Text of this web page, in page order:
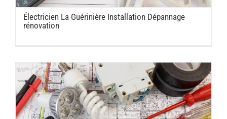
Électricien La Guérinière Installation Dépannage
rénovation